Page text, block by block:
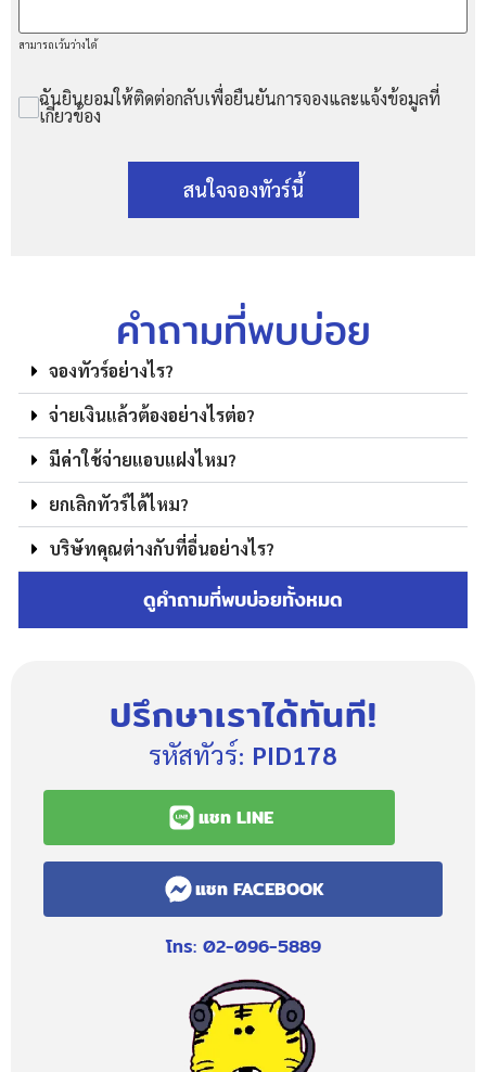
สามารถเว้นว่างได้
ฉันยินยอมให้ติดต่อกลับเพื่อยืนยันการจองและแจ้งข้อมูลที่
เกี่ยวข้อง
สนใจจองทัวร์นี้
คำถามที่พบบ่อย
จองทัวร์อย่างไร?
จ่ายเงินแล้วต้องอย่างไรต่อ?
มีค่าใช้จ่ายแอบแฝงไหม?
ยกเลิกทัวร์ได้ไหม?
บริษัทคุณต่างกับที่อื่นอย่างไร?
ดูคำถามที่พบบ่อยทั้งหมด
ปรึกษาเราได้ทันที!
รหัสทัวร์: PID178
แชท LINE
แชท FACEBOOK
โทร: 02-096-5889